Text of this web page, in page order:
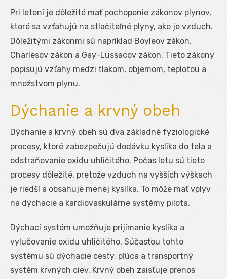
Pri letení je dôležité mať pochopenie zákonov plynov,
ktoré sa vzťahujú na stlačiteľné plyny, ako je vzduch.
Dôležitými zákonmi sú napríklad Boyleov zákon,
Charlesov zákon a Gay-Lussacov zákon. Tieto zákony
popisujú vzťahy medzi tlakom, objemom, teplotou a
množstvom plynu.
Dýchanie a krvný obeh
Dýchanie a krvný obeh sú dva základné fyziologické
procesy, ktoré zabezpečujú dodávku kyslíka do tela a
odstraňovanie oxidu uhličitého. Počas letu sú tieto
procesy dôležité, pretože vzduch na vyšších výškach
je riedší a obsahuje menej kyslíka. To môže mať vplyv
na dýchacie a kardiovaskulárne systémy pilota.
Dýchací systém umožňuje prijímanie kyslíka a
vylučovanie oxidu uhličitého. Súčasťou tohto
systému sú dýchacie cesty, pľúca a transportný
systém krvných ciev. Krvný obeh zaisťuje prenos